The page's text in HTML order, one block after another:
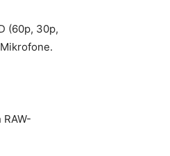
(60p, 30p,